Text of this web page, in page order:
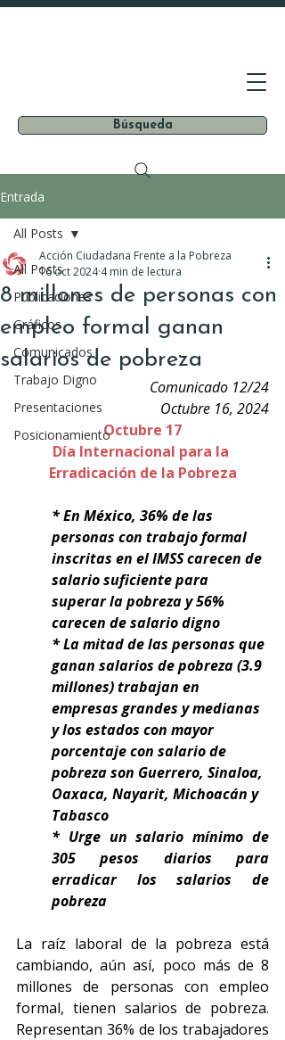
Búsqueda
Entrada
All Posts
Publicaciones
Gráficos
Comunicados
Trabajo Digno
Presentaciones
Posicionamiento
All Posts
8 millones de personas con
empleo formal ganan
salarios de pobreza
Acción Ciudadana Frente a la Pobreza
16 oct 2024 4 min de lectura
Comunicado 12/24
Octubre 16, 2024
Octubre 17
Día Internacional para la
Erradicación de la Pobreza
* En México, 36% de las
personas con trabajo formal
inscritas en el IMSS carecen de
salario suficiente para
superar la pobreza y 56%
carecen de salario digno
* La mitad de las personas que
ganan salarios de pobreza (3.9
millones) trabajan en
empresas grandes y medianas
y los estados con mayor
porcentaje con salario de
pobreza son Guerrero, Sinaloa,
Oaxaca, Nayarit, Michoacán y
Tabasco
* Urge un salario mínimo de
305 pesos diarios para
erradicar los salarios de
pobreza
La raíz laboral de la pobreza está
cambiando, aún así, poco más de 8
millones de personas con empleo
formal, tienen salarios de pobreza.
Representan 36% de los trabajadores